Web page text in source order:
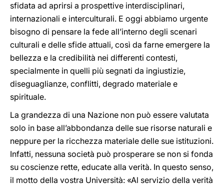
sfidata ad aprirsi a prospettive interdisciplinari,
internazionali e interculturali. E oggi abbiamo urgente
bisogno di pensare la fede all’interno degli scenari
culturali e delle sfide attuali, così da farne emergere la
bellezza e la credibilità nei differenti contesti,
specialmente in quelli più segnati da ingiustizie,
diseguaglianze, conflitti, degrado materiale e
spirituale.
La grandezza di una Nazione non può essere valutata
solo in base all’abbondanza delle sue risorse naturali e
neppure per la ricchezza materiale delle sue istituzioni.
Infatti, nessuna società può prosperare se non si fonda
su coscienze rette, educate alla verità. In questo senso,
il motto della vostra Università: «Al servizio della verità